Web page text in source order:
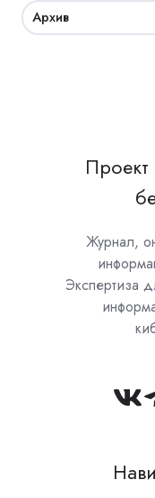
Архив
Журнал,
Экспертиза